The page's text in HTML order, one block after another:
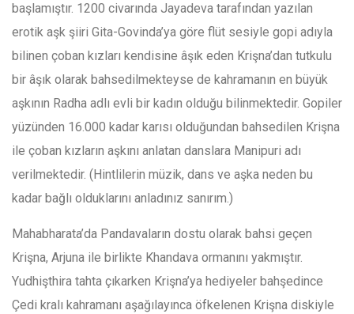
başlamıştır. 1200 civarında Jayadeva tarafından yazılan
erotik aşk şiiri Gita-Govinda’ya göre flüt sesiyle gopi adıyla
bilinen çoban kızları kendisine âşık eden Krişna’dan tutkulu
bir âşık olarak bahsedilmekteyse de kahramanın en büyük
aşkının Radha adlı evli bir kadın olduğu bilinmektedir. Gopiler
yüzünden 16.000 kadar karısı olduğundan bahsedilen Krişna
ile çoban kızların aşkını anlatan danslara Manipuri adı
verilmektedir. (Hintlilerin müzik, dans ve aşka neden bu
kadar bağlı olduklarını anladınız sanırım.)
Mahabharata’da Pandavaların dostu olarak bahsi geçen
Krişna, Arjuna ile birlikte Khandava ormanını yakmıştır.
Yudhişthira tahta çıkarken Krişna’ya hediyeler bahşedince
Çedi kralı kahramanı aşağılayınca öfkelenen Krişna diskiyle